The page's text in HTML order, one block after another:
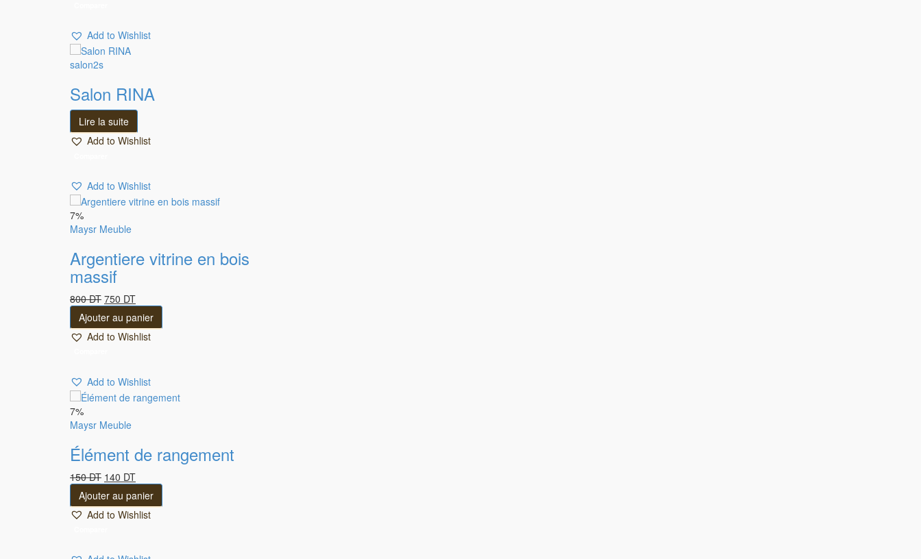
Add to Wishlist
salon2s
Salon RINA
Lire la suite
Add to Wishlist
Add to Wishlist
7%
Maysr Meuble
Argentiere vitrine en bois
massif
800DT Le
initial
était :
750 DTLe
prix
actuel
est :
Ajouter au panier
Add to Wishlist
Add to Wishlist
7%
Maysr Meuble
Élément de rangement
150DT Le
initial
était :
140 DTLe
prix
actuel
est :
Ajouter au panier
Add to Wishlist